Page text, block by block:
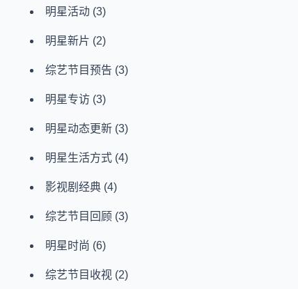
明星活动 (3)
明星新片 (2)
综艺节目预告 (3)
明星专访 (3)
明星动态更新 (3)
明星生活方式 (4)
影视剧经典 (4)
综艺节目回顾 (3)
明星时尚 (6)
综艺节目收视 (2)